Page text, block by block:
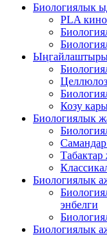
Биологиялык
PLA
Козу
Биологиялык
Биологиялык
энбелги
Биологиялык